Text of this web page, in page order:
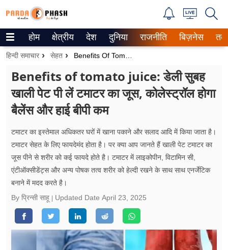
Trending on Google News
वेब स्टोरीज
उत्तर प्रदेश
वीडियो
रिलेशनशिप
जीवन मंत्रा
फूड
होम क्षेत्रीय देश दुनिया राजनीति बिज़नेस
हिन्दी समाचार सेहत
Benefits of tomato juice: डेली सुबह
खाली पेट पी लें टमाटर का जूस, कोलेस्ट्रॉल होगा
बैलेंस और हाई बीपी कम
टमाटर का इस्तेमाल अधिकतर घरों में खाना पकाने और सलाद आदि में किया जाता है।
टमाटर सेहत के लिए फायदेमंद होता है। पर क्या आप जानते हैं खाली पेट टमाटर का
जूस पीने से शरीर को कई फायदे होते है। टमाटर में लाइकोपीन, विटामिन सी,
एंटीऑक्सीडेंट्स और अन्य पोषक तत्व शरीर को हेल्दी रखने के साथ साथ एनर्जेटिक
बनाने में मदद करते है।
By प्रिन्सी साहू
Updated Date April 23, 2025